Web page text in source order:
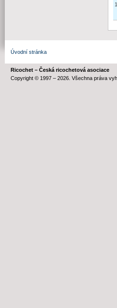
Úvodní stránka
Ricochet – Česká ricochetová asociace
Copyright © 1997 – 2026. Všechna práva